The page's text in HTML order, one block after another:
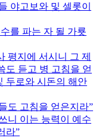
야고보와 및 셀롯이
를 파는 자 될 가룟
평지에 서시니 그 제
도 듣고 병 고침을 얻
두로와 시돈의 해안
도 고침을 얻은지라
니 이는 능력이 예수
라